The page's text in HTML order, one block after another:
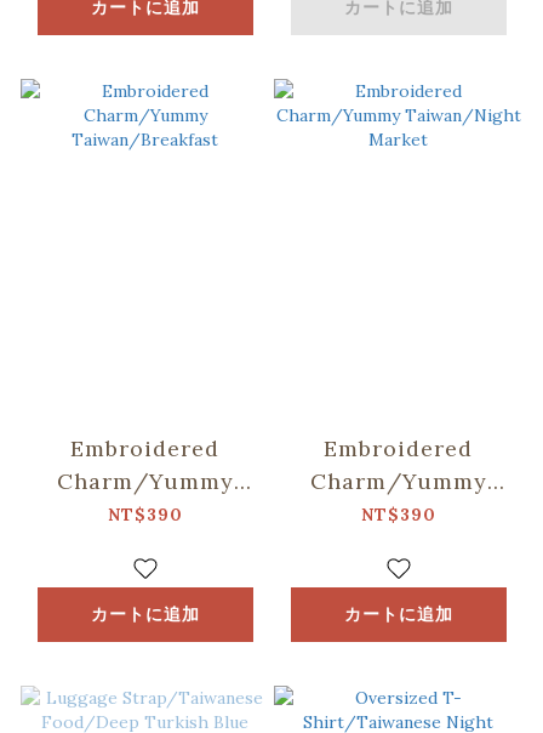
カートに追加 カートに追加
Embroidered
Charm/Yummy
Taiwan/Breakfast
NT$390
カートに追加
Embroidered
Charm/Yummy
Taiwan/Night
NT$390
カートに追加